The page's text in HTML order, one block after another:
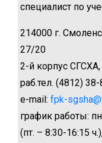
специалист по
214000 г.
27/20
2-й корпус
раб.тел. (4812)
e-mail: fpk-
график работы:
(пт. – 8:30-16:15